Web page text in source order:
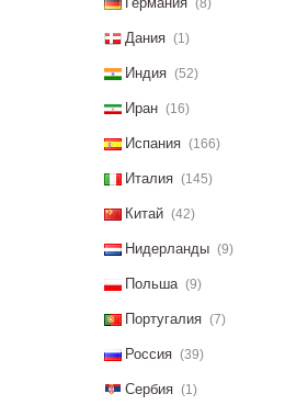
(8)
Дания (1)
Индия (52)
Иран (16)
Испания (166)
Италия (145)
Китай (42)
Нидерланды (9)
Польша (9)
Португалия (7)
Россия (39)
Сербия (1)